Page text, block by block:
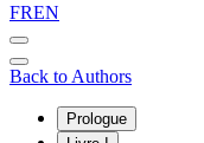
FREN
Back to Authors
Prologue